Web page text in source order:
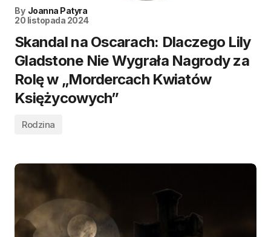
By Joanna Patyra
20 listopada 2024
Skandal na Oscarach: Dlaczego Lily
Gladstone Nie Wygrała Nagrody za
Rolę w „Mordercach Kwiatów
Księżycowych”
Rodzina